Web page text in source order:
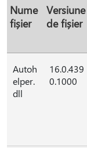
Nume
fișier
Versiune
de fișier
Autoh
elper.
dll
16.0.439
0.1000